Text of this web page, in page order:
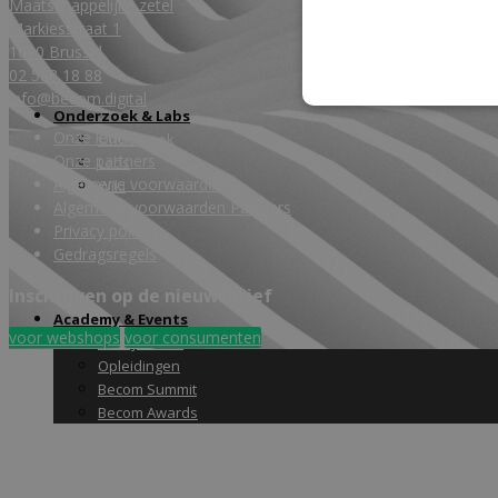
Onderzoek & Labs
Onderzoek
Wiki
Academy & Events
Friday Snack
Opleidingen
Becom Summit
Becom Awards
Maatschappelijke zetel
Markiesstraat 1
1000 Brussel
02 588 18 88
info@becom.digital
Onze leden
Onze partners
Algemene voorwaarden
Algemene voorwaarden Partners
Privacy policy
Gedragsregels
Inschrijven op de nieuwsbrief
voor webshops voor consumenten